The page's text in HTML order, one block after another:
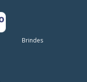
Brindes